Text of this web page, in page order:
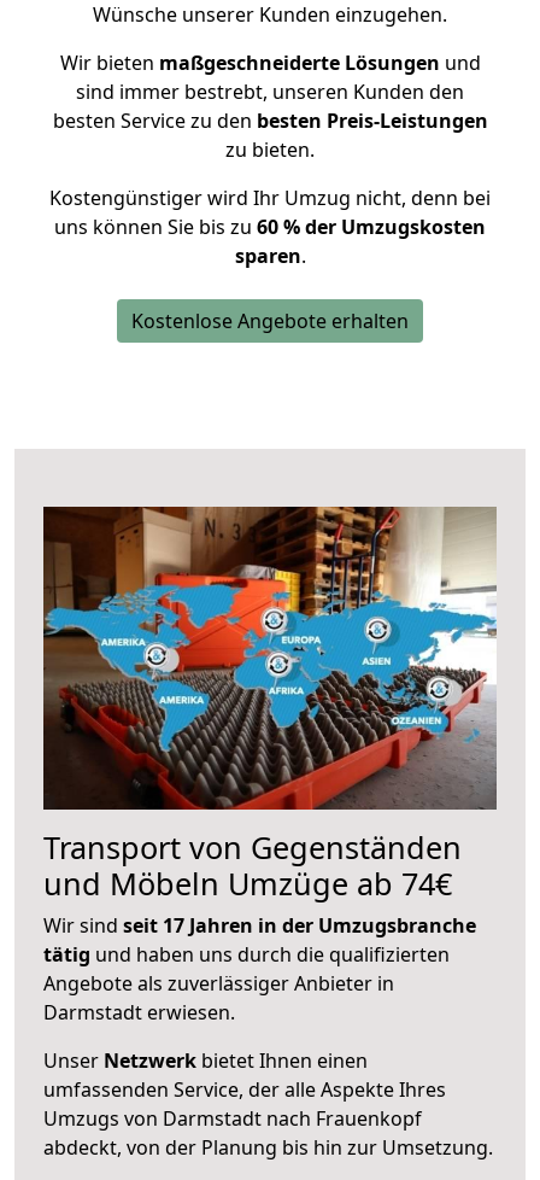
Wünsche unserer Kunden einzugehen.
Wir bieten maßgeschneiderte Lösungen und
sind immer bestrebt, unseren Kunden den
besten Service zu den besten Preis-Leistungen
zu bieten.
Kostengünstiger wird Ihr Umzug nicht, denn bei
uns können Sie bis zu 60 % der Umzugskosten
sparen.
Kostenlose Angebote erhalten
Transport von Gegenständen
und Möbeln Umzüge ab 74€
Wir sind seit 17 Jahren in der Umzugsbranche
tätig und haben uns durch die qualifizierten
Angebote als zuverlässiger Anbieter in
Darmstadt erwiesen.
Unser Netzwerk bietet Ihnen einen
umfassenden Service, der alle Aspekte Ihres
Umzugs von Darmstadt nach Frauenkopf
abdeckt, von der Planung bis hin zur Umsetzung.